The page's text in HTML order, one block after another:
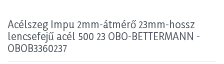
Acélszeg Impu 2mm-átmérő 23mm-hossz
lencsefejű acél 500 23 OBO-BETTERMANN -
OBOB3360237